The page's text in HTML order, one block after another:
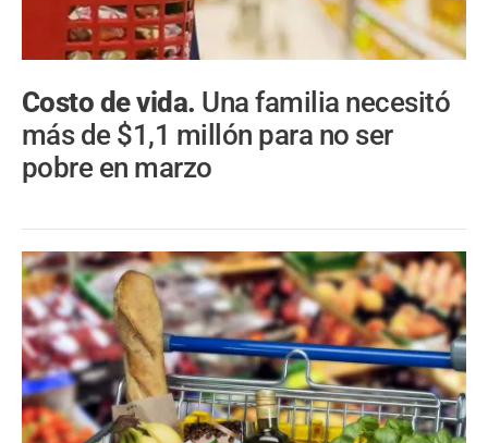
Costo de vida. Una familia necesitó
más de $1,1 millón para no ser
pobre en marzo